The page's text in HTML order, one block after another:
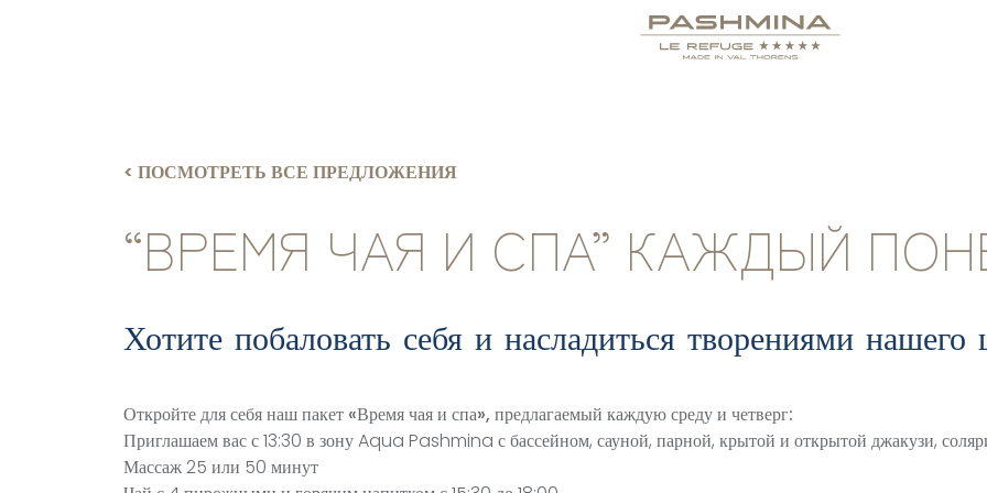
< ПОСМОТРЕТЬ ВСЕ ПРЕДЛОЖЕНИЯ
“ВРЕМЯ ЧАЯ И СПА” КАЖДЫЙ
Хотите побаловать себя и насладиться творениями
Откройте для себя наш пакет «Время чая и спа», предлагаемый каждую среду и четверг:
Приглашаем вас с 13:30 в зону Aqua Pashmina с бассейном, сауной, парной, крытой и открытой джакузи,
Массаж 25 или 50 минут